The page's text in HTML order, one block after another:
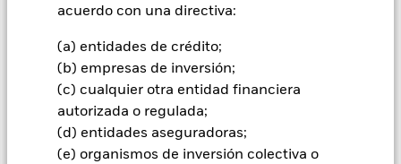
acuerdo con una directiva:
(a) entidades de crédito;
(b) empresas de inversión;
(c) cualquier otra entidad financiera
autorizada o regulada;
(d) entidades aseguradoras;
(e) organismos de inversión colectiva o
subir o bajar, y no están garantizados. Es posible que los
fondo utilizan derivados para cubrir el riesgo de divisas. El
uso de derivados para una clase de acciones podría conllevar
un posible riesgo de contagio (también denominado «spill-
over») a otras clases de acciones del fondo. La sociedad
gestora del fondo se asegurará de que se dispone de los